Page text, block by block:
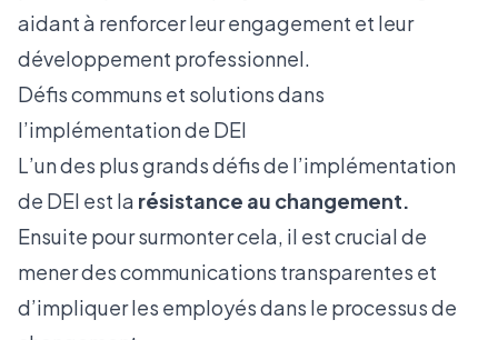
aidant à renforcer leur engagement et leur
développement professionnel.
Défis communs et solutions dans
l’implémentation de DEI
L’un des plus grands défis de l’implémentation
de DEI est la résistance au changement.
Ensuite pour surmonter cela, il est crucial de
mener des communications transparentes et
d’impliquer les employés dans le processus de